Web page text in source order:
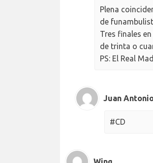
Plena
de
Tres finales
de trinta o
PS: El Real
Juan
#CD